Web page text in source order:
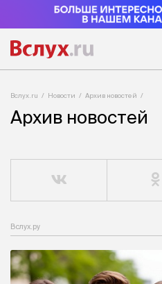
Вслух.ru Новости Архив новостей
Архив новостей
Вслух.ру